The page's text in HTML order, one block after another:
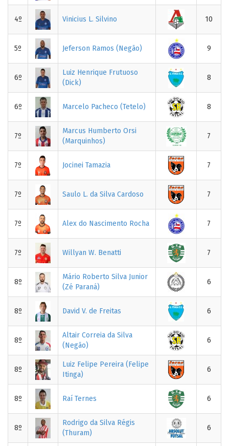
4º Vinicius L. Silvino 10
5º Jeferson Ramos (Negão) 9
6º
Luiz Henrique Frutuoso
(Dick)
8
6º Marcelo Pacheco (Tetelo) 8
7º
Marcus Humberto Orsi
(Marquinhos)
7
7º Jocinei Tamazia 7
7º Saulo L. da Silva Cardoso 7
7º Alex do Nascimento Rocha 7
7º Willyan W. Benatti 7
8º
Mário Roberto Silva Junior
(Zé Paraná)
6
8º David V. de Freitas 6
8º
Altair Correia da Silva
(Negão)
6
8º
Luiz Felipe Pereira (Felipe
Itinga)
6
8º Raí Ternes 6
8º
Rodrigo da Silva Régis
(Thuram)
6